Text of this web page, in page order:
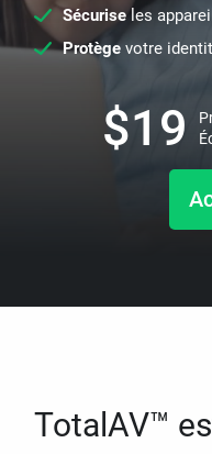
Sécuriseles
Protège votre
$19
TotalAV™